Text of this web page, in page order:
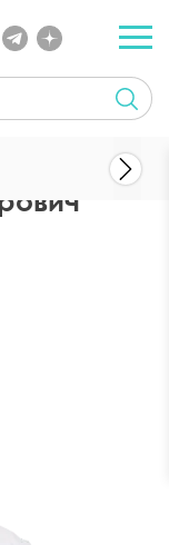
Лесняков Антон